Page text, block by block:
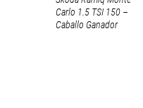
Carlo 1.5 TSI 150 –
Caballo Ganador